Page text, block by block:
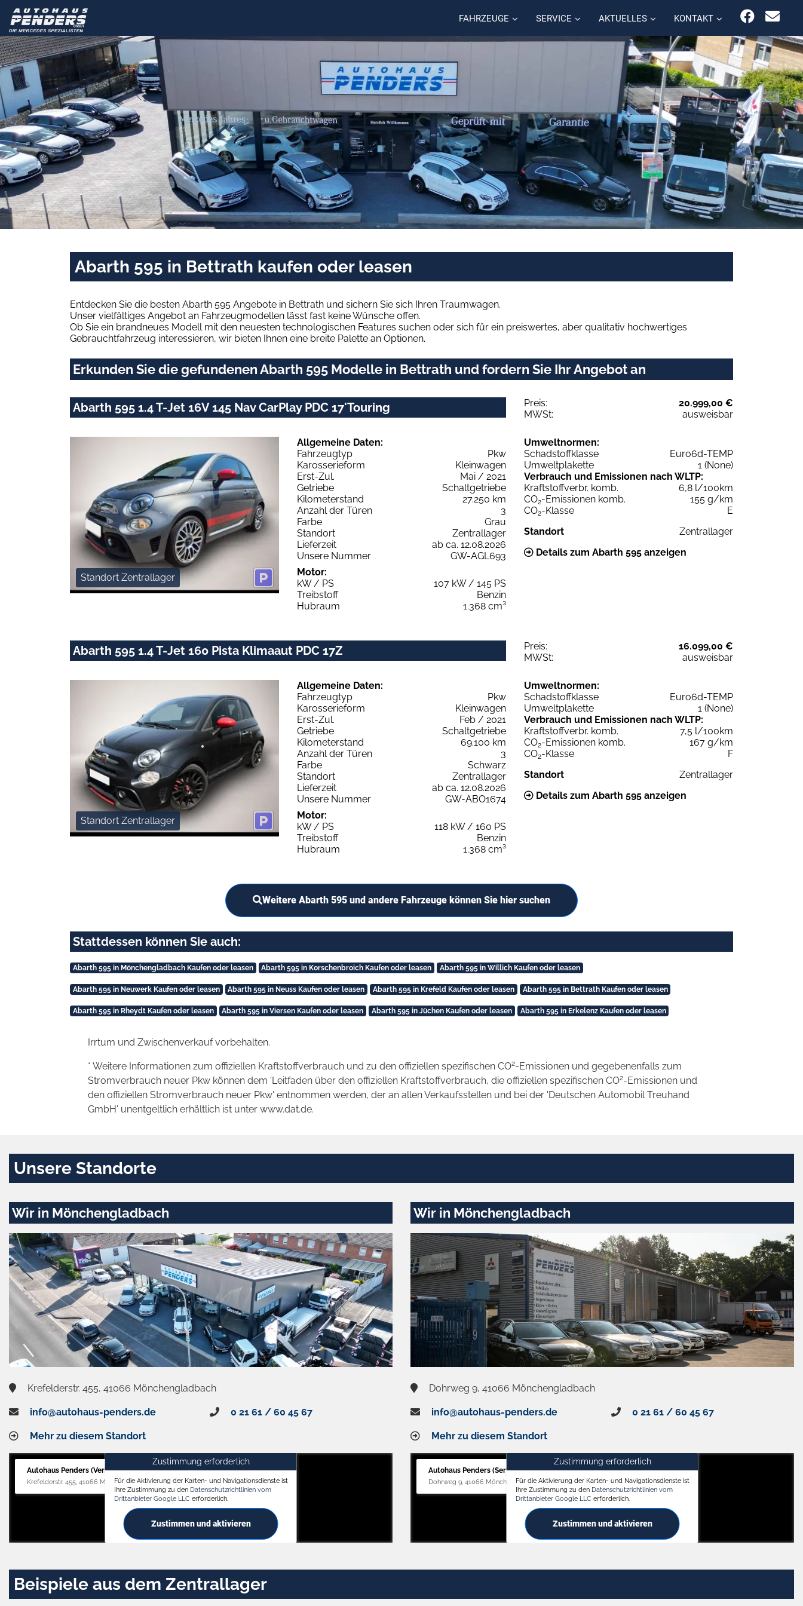
FAHRZEUGE SERVICE AKTUELLES KONTAKT
Abarth 595 in Bettrath kaufen oder leasen
Entdecken Sie die besten Abarth 595 Angebote in Bettrath und sichern Sie sich Ihren Traumwagen.
Unser vielfältiges Angebot an Fahrzeugmodellen lässt fast keine Wünsche offen.
Ob Sie ein brandneues Modell mit den neuesten technologischen Features suchen oder sich für ein preiswertes, aber qualitativ hochwertiges
Gebrauchtfahrzeug interessieren, wir bieten Ihnen eine breite Palette an Optionen.
Erkunden Sie die gefundenen Abarth 595 Modelle in Bettrath und fordern Sie Ihr Angebot an
Abarth 595 1.4 T-Jet 16V 145 Nav CarPlay PDC 17'Touring Preis:
20.999,00 €
MWSt:
ausweisbar
Standort Zentrallager
Allgemeine Daten:
Fahrzeugtyp
Pkw
Karosserieform
Kleinwagen
Erst-Zul.
Mai / 2021
Getriebe
Schaltgetriebe
Kilometerstand
27.250 km
Anzahl der Türen
3
Farbe
Grau
Standort
Zentrallager
Lieferzeit
ab ca. 12.08.2026
Unsere Nummer
GW-AGL693
Motor:
kW / PS
107 kW / 145 PS
Treibstoff
Benzin
Hubraum
1.368 cm³
Umweltnormen:
Schadstoffklasse
Euro6d-TEMP
Umweltplakette
1 (None)
Verbrauch und Emissionen nach WLTP:
Kraftstoffverbr. komb.
6,8 l/100km
CO2-Emissionen komb.
155 g/km
CO2-Klasse
E
Standort
Zentrallager
Details zum Abarth 595 anzeigen
Abarth 595 1.4 T-Jet 160 Pista Klimaaut PDC 17Z Preis:
16.099,00 €
MWSt:
ausweisbar
Standort Zentrallager
Allgemeine Daten:
Fahrzeugtyp
Pkw
Karosserieform
Kleinwagen
Erst-Zul.
Feb / 2021
Getriebe
Schaltgetriebe
Kilometerstand
69.100 km
Anzahl der Türen
3
Farbe
Schwarz
Standort
Zentrallager
Lieferzeit
ab ca. 12.08.2026
Unsere Nummer
GW-ABO1674
Motor:
kW / PS
118 kW / 160 PS
Treibstoff
Benzin
Hubraum
1.368 cm³
Umweltnormen:
Schadstoffklasse
Euro6d-TEMP
Umweltplakette
1 (None)
Verbrauch und Emissionen nach WLTP:
Kraftstoffverbr. komb.
7,5 l/100km
CO2-Emissionen komb.
167 g/km
CO2-Klasse
F
Standort
Zentrallager
Details zum Abarth 595 anzeigen
Weitere Abarth 595 und andere Fahrzeuge können Sie hier suchen
Stattdessen können Sie auch:
Abarth 595 in Mönchengladbach Kaufen oder leasen Abarth 595 in Korschenbroich Kaufen oder leasen Abarth 595 in Willich Kaufen oder leasen
Abarth 595 in Neuwerk Kaufen oder leasen Abarth 595 in Neuss Kaufen oder leasen Abarth 595 in Krefeld Kaufen oder leasen Abarth 595 in Bettrath Kaufen oder leasen
Abarth 595 in Rheydt Kaufen oder leasen Abarth 595 in Viersen Kaufen oder leasen Abarth 595 in Jüchen Kaufen oder leasen Abarth 595 in Erkelenz Kaufen oder leasen
Irrtum und Zwischenverkauf vorbehalten.
* Weitere Informationen zum offiziellen Kraftstoffverbrauch und zu den offiziellen spezifischen CO2-Emissionen und gegebenenfalls zum
Stromverbrauch neuer Pkw können dem 'Leitfaden über den offiziellen Kraftstoffverbrauch, die offiziellen spezifischen CO2-Emissionen und
den offiziellen Stromverbrauch neuer Pkw' entnommen werden, der an allen Verkaufsstellen und bei der 'Deutschen Automobil Treuhand
GmbH' unentgeltlich erhältlich ist unter www.dat.de.
Unsere Standorte
Wir in Mönchengladbach
Krefelderstr. 455, 41066 Mönchengladbach
info@autohaus-penders.de 0 21 61 / 60 45 67
Mehr zu diesem Standort
Autohaus Penders (Verkauf)
Krefelderstr. 455, 41066 Mönchengladbach
Zustimmung erforderlich
Für die Aktivierung der Karten- und Navigationsdienste ist
Ihre Zustimmung zu den Datenschutzrichtlinien vom
Drittanbieter Google LLC erforderlich.
Zustimmen und aktivieren
Wir in Mönchengladbach
Dohrweg 9, 41066 Mönchengladbach
info@autohaus-penders.de 0 21 61 / 60 45 67
Mehr zu diesem Standort
Autohaus Penders (Service)
Dohrweg 9, 41066 Mönchengladbach
Zustimmung erforderlich
Für die Aktivierung der Karten- und Navigationsdienste ist
Ihre Zustimmung zu den Datenschutzrichtlinien vom
Drittanbieter Google LLC erforderlich.
Zustimmen und aktivieren
Beispiele aus dem Zentrallager